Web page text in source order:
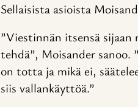
Sellaisista asioista
”Viestinnän itsensä
tehdä”, Moisander
on totta ja mikä ei,
siis vallankäyttöä.”